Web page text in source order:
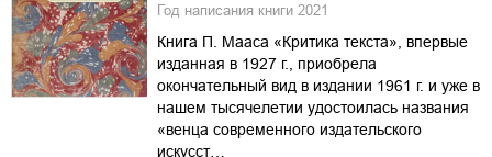
Год написания книги 2021
Книга П. Мааса «Критика текста», впервые
изданная в 1927 г., приобрела
окончательный вид в издании 1961 г. и уже в
нашем тысячелетии удостоилась названия
«венца современного издательского
искусст…